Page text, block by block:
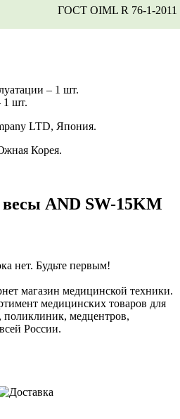
ГОСТ OIML R 76-1-2011
– 1 шт.
1 шт.
LTD, Япония.
Корея.
AND SW-15KM
нет. Будьте первым!
магазин медицинской техники.
медицинских товаров для
поликлиник, медцентров,
России.